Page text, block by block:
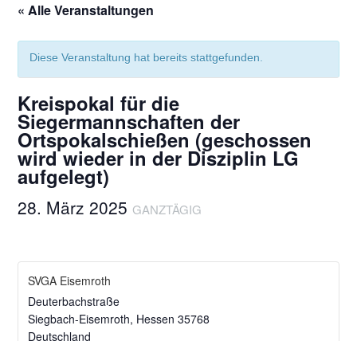
« Alle Veranstaltungen
Diese Veranstaltung hat bereits stattgefunden.
Kreispokal für die
Siegermannschaften der
Ortspokalschießen (geschossen
wird wieder in der Disziplin LG
aufgelegt)
28. März 2025 GANZTÄGIG
SVGA Eisemroth
Deuterbachstraße
Siegbach-Eisemroth, Hessen 35768
Deutschland